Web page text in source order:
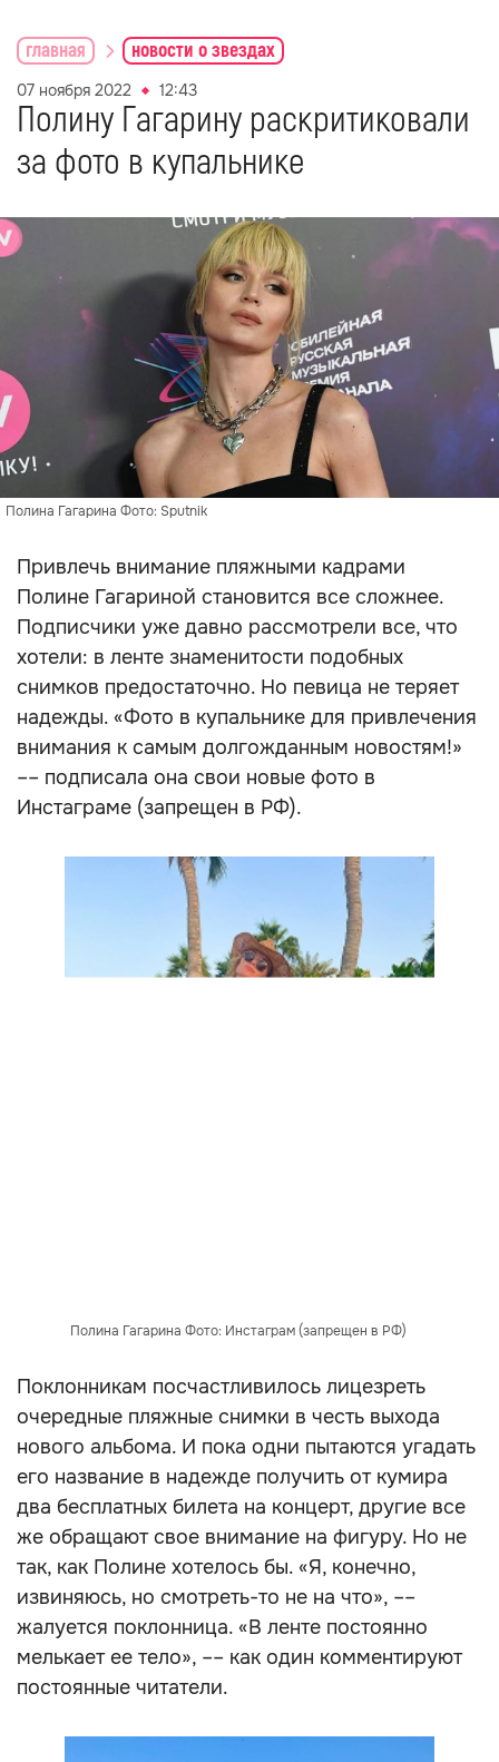
главная новости о звездах
07 ноября 2022 12:43
Полину Гагарину раскритиковали
за фото в купальнике
Полина Гагарина Фото: Sputnik
Привлечь внимание пляжными кадрами
Полине Гагариной становится все сложнее.
Подписчики уже давно рассмотрели все, что
хотели: в ленте знаменитости подобных
снимков предостаточно. Но певица не теряет
надежды. «Фото в купальнике для привлечения
внимания к самым долгожданным новостям!»
–– подписала она свои новые фото в
Инстаграме (запрещен в РФ).
Полина Гагарина Фото: Инстаграм (запрещен в РФ)
Поклонникам посчастливилось лицезреть
очередные пляжные снимки в честь выхода
нового альбома. И пока одни пытаются угадать
его название в надежде получить от кумира
два бесплатных билета на концерт, другие все
же обращают свое внимание на фигуру. Но не
так, как Полине хотелось бы. «Я, конечно,
извиняюсь, но смотреть-то не на что», ––
жалуется поклонница. «В ленте постоянно
мелькает ее тело», –– как один комментируют
постоянные читатели.